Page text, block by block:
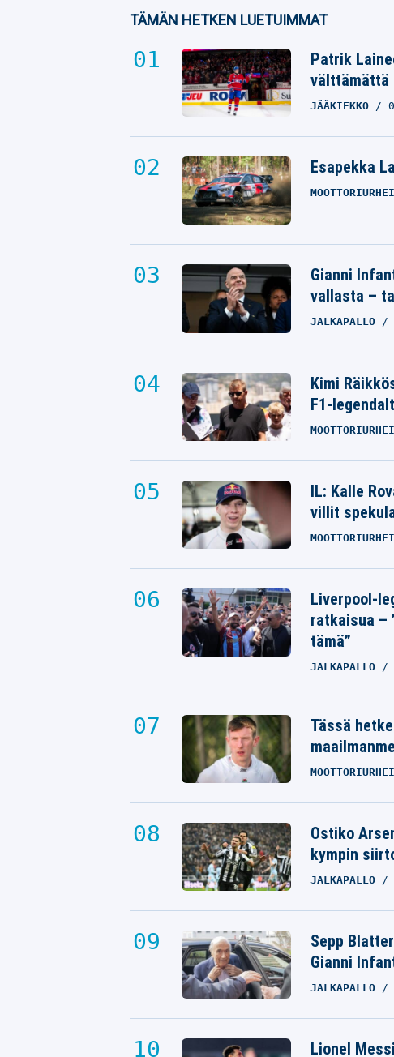
TÄMÄN HETKEN LUETUIMMAT
Patrik
välttämättä
JÄÄKIEKKO
Esapekka
Gianni
vallasta –
JALKAPALLO
Kimi
F1-
IL: Kalle
villit
Liverpool-
ratkaisua –
tämä”
JALKAPALLO
Tässä
Ostiko
kympin
JALKAPALLO
Sepp
Gianni
JALKAPALLO
Lionel